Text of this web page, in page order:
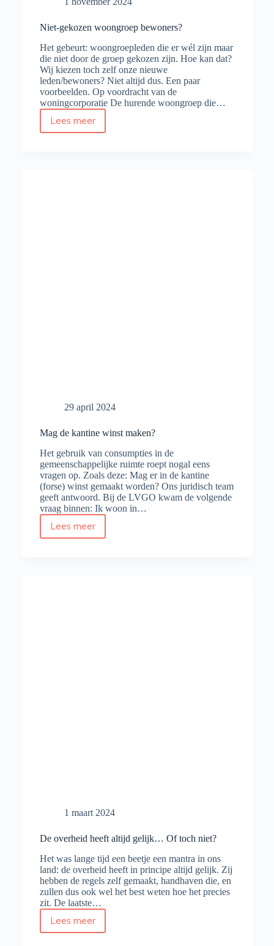
Niet-gekozen woongroep bewoners?
Het gebeurt: woongroepleden die er wél zijn maar
die niet door de groep gekozen zijn. Hoe kan dat?
Wij kiezen toch zelf onze nieuwe
leden/bewoners? Niet altijd dus. Een paar
voorbeelden. Op voordracht van de
woningcorporatie De hurende woongroep die…
Lees meer
Niet-
gekozen
29 april 2024
Mag de kantine winst maken?
Het gebruik van consumpties in de
gemeenschappelijke ruimte roept nogal eens
vragen op. Zoals deze: Mag er in de kantine
(forse) winst gemaakt worden? Ons juridisch team
geeft antwoord. Bij de LVGO kwam de volgende
vraag binnen: Ik woon in…
Lees meer
Mag
de
1 maart 2024
De overheid heeft altijd gelijk… Of toch niet?
Het was lange tijd een beetje een mantra in ons
land: de overheid heeft in principe altijd gelijk. Zij
hebben de regels zelf gemaakt, handhaven die, en
zullen dus ook wel het best weten hoe het precies
zit. De laatste…
Lees meer
De
overheid